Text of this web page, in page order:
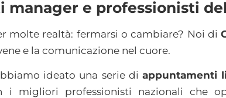
e professionisti
molte realtà: fermarsi o cambiare? Noi di
e la comunicazione nel cuore.
ideato una serie di appuntamenti
i migliori professionisti nazionali che